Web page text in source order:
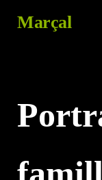
Marçal